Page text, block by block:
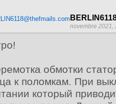
novembre 2021,
обмотки
к поломкам. При
который